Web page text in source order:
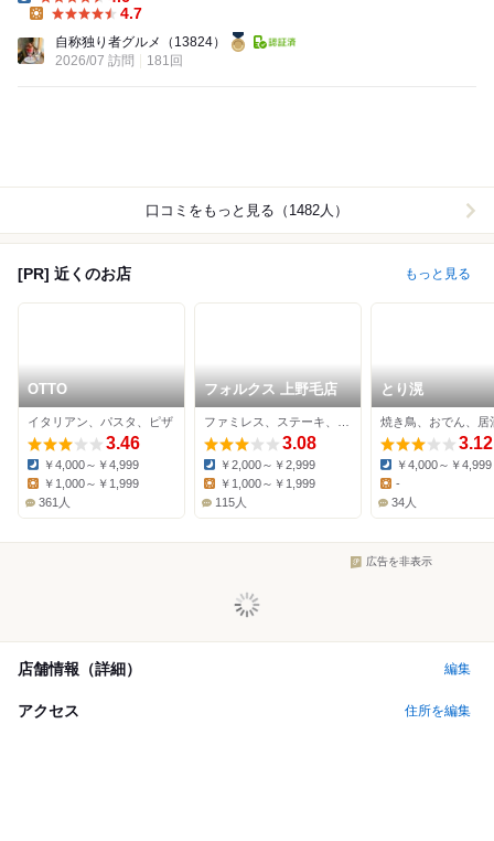
Dinner: 4.7
自称独り者グルメ
（13824）
2026/07 訪問
181回
口コミをもっと見る（1482人）
[PR] 近くのお店 もっと見る
OTTO
イタリアン、パスタ、ピザ
3.46
Dinner:
￥4,000～￥4,999
￥1,000～￥1,999
361人
フォルクス 上野毛店
3.08
Dinner:
￥2,000～￥2,999
￥1,000～￥1,999
115人
とり滉
焼き鳥、おでん、居
3.12
Dinner:
￥4,000～￥4,999
Lunch:
-
34人
広告を非表示
店舗情報（詳細） 編集
アクセス 住所を編集